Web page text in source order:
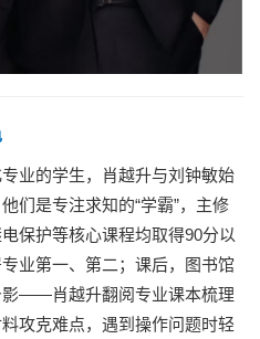
业的学生，肖越升与刘钟敏始
们是专注求知的“学霸”，主修
保护等核心课程均取得90分以
业第一、第二；课后，图书馆
影——肖越升翻阅专业课本梳理
攻克难点，遇到操作问题时轻